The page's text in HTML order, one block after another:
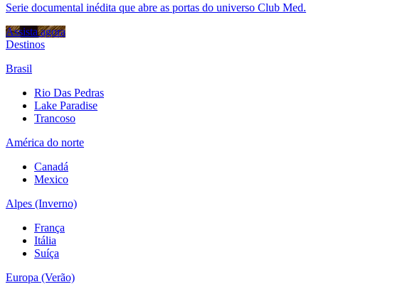
Serie documental inédita que abre as portas do universo Club Med.
Assista agora
Destinos
Brasil
Rio Das Pedras
Lake Paradise
Trancoso
América do norte
Canadá
Mexico
Alpes (Inverno)
França
Itália
Suíça
Europa (Verão)